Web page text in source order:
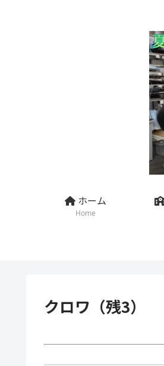
ホーム
Home
クロワ（残3）